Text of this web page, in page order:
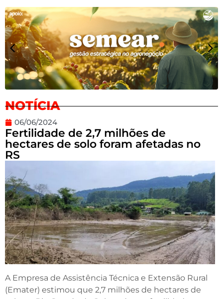
NOTÍCIA
06/06/2024
Fertilidade de 2,7 milhões de
hectares de solo foram afetadas no
RS
A Empresa de Assistência Técnica e Extensão Rural
(Emater) estimou que 2,7 milhões de hectares de